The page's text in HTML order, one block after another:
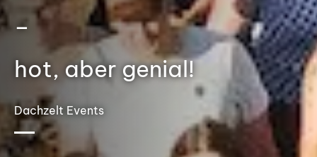
–
hot, aber genial!
Dachzelt Events